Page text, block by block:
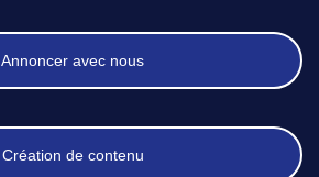
Annoncer avec nous
Création de contenu